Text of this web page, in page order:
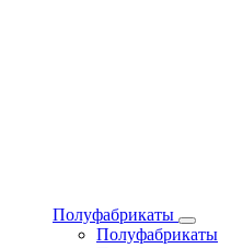
Полуфабрикаты
Полуфабрикаты